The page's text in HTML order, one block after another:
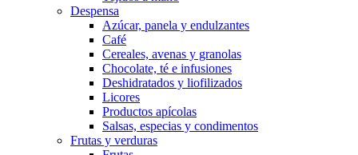
Despensa
Azúcar, panela y endulzantes
Café
Cereales, avenas y granolas
Chocolate, té e infusiones
Deshidratados y liofilizados
Licores
Productos apícolas
Salsas, especias y condimentos
Frutas y verduras